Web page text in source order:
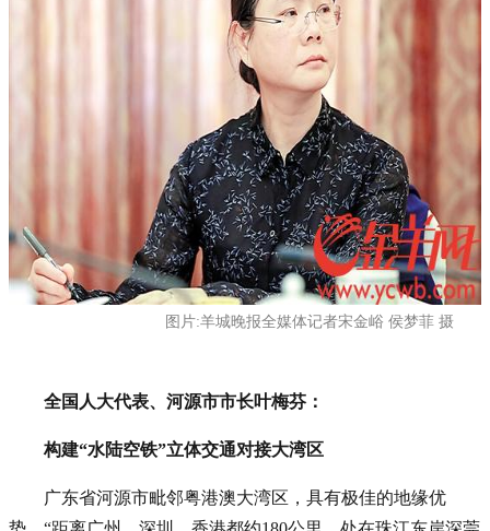
图片:羊城晚报全媒体记者宋金峪 侯梦菲 摄
全国人大代表、河源市市长叶梅芬：
构建“水陆空铁”立体交通对接大湾区
广东省河源市毗邻粤港澳大湾区，具有极佳的地缘优